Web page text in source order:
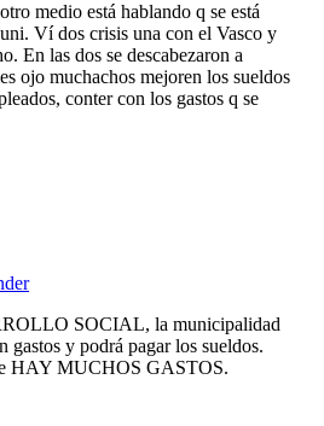
medio está hablando q se está
Ví dos crisis una con el Vasco y
En las dos se descabezaron a
ojo muchachos mejoren los sueldos
conter con los gastos q se
SOCIAL, la municipalidad
gastos y podrá pagar los sueldos.
HAY MUCHOS GASTOS.